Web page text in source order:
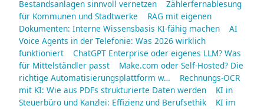
Bestandsanlagen sinnvoll vernetzen
Zählerfernablesung
für Kommunen und Stadtwerke
RAG mit eigenen
Dokumenten: Interne Wissensbasis KI-fähig machen
AI
Voice Agents in der Telefonie: Was 2026 wirklich
funktioniert
ChatGPT Enterprise oder eigenes LLM? Was
für Mittelständler passt
Make.com oder Self-Hosted? Die
richtige Automatisierungsplattform w…
Rechnungs-OCR
mit KI: Wie aus PDFs strukturierte Daten werden
KI in
Steuerbüro und Kanzlei: Effizienz und Berufsethik
KI im